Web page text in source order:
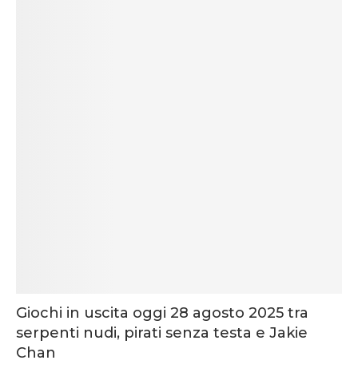
Giochi in uscita oggi 28 agosto 2025 tra
serpenti nudi, pirati senza testa e Jakie
Chan